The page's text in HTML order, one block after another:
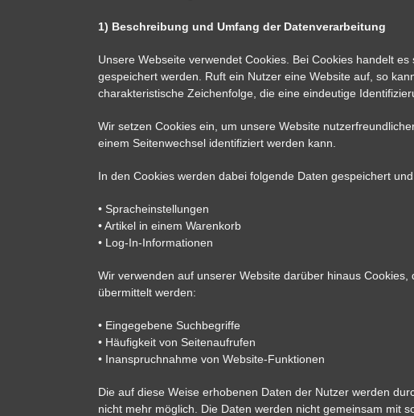
1) Beschreibung und Umfang der Datenverarbeitung
Unsere Webseite verwendet Cookies. Bei Cookies handelt
gespeichert werden. Ruft ein Nutzer eine Website auf, so
charakteristische Zeichenfolge, die eine eindeutige
Wir setzen Cookies ein, um unsere Website
einem Seitenwechsel identifiziert werden kann.
In den Cookies werden dabei folgende Daten gespeichert
• Spracheinstellungen
• Artikel in einem Warenkorb
• Log-In-Informationen
Wir verwenden auf unserer Website darüber hinaus
übermittelt werden:
• Eingegebene Suchbegriffe
• Häufigkeit von Seitenaufrufen
• Inanspruchnahme von Website-Funktionen
Die auf diese Weise erhobenen Daten der Nutzer werden
nicht mehr möglich. Die Daten werden nicht gemeinsam mit